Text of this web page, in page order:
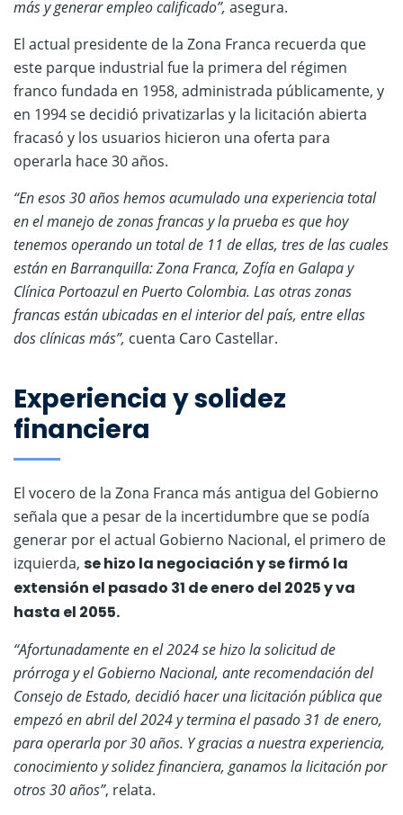
más y generar empleo calificado”, asegura.
El actual presidente de la Zona Franca recuerda que
este parque industrial fue la primera del régimen
franco fundada en 1958, administrada públicamente, y
en 1994 se decidió privatizarlas y la licitación abierta
fracasó y los usuarios hicieron una oferta para
operarla hace 30 años.
“En esos 30 años hemos acumulado una experiencia total
en el manejo de zonas francas y la prueba es que hoy
tenemos operando un total de 11 de ellas, tres de las cuales
están en Barranquilla: Zona Franca, Zofía en Galapa y
Clínica Portoazul en Puerto Colombia. Las otras zonas
francas están ubicadas en el interior del país, entre ellas
dos clínicas más”, cuenta Caro Castellar.
Experiencia y solidez
financiera
El vocero de la Zona Franca más antigua del Gobierno
señala que a pesar de la incertidumbre que se podía
generar por el actual Gobierno Nacional, el primero de
izquierda, se hizo la negociación y se firmó la
extensión el pasado 31 de enero del 2025 y va
hasta el 2055.
“Afortunadamente en el 2024 se hizo la solicitud de
prórroga y el Gobierno Nacional, ante recomendación del
Consejo de Estado, decidió hacer una licitación pública que
empezó en abril del 2024 y termina el pasado 31 de enero,
para operarla por 30 años. Y gracias a nuestra experiencia,
conocimiento y solidez financiera, ganamos la licitación por
otros 30 años”, relata.